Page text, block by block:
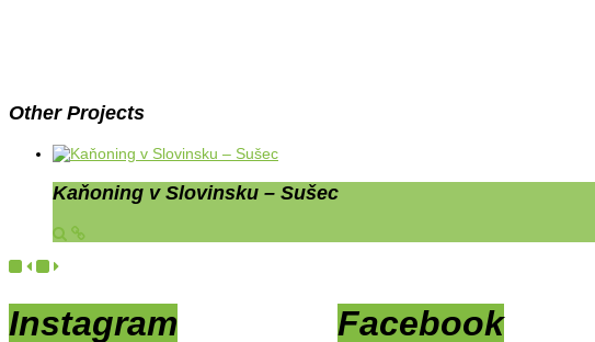
Other Projects
Kaňoning v Slovinsku – Sušec
Instagram Facebook